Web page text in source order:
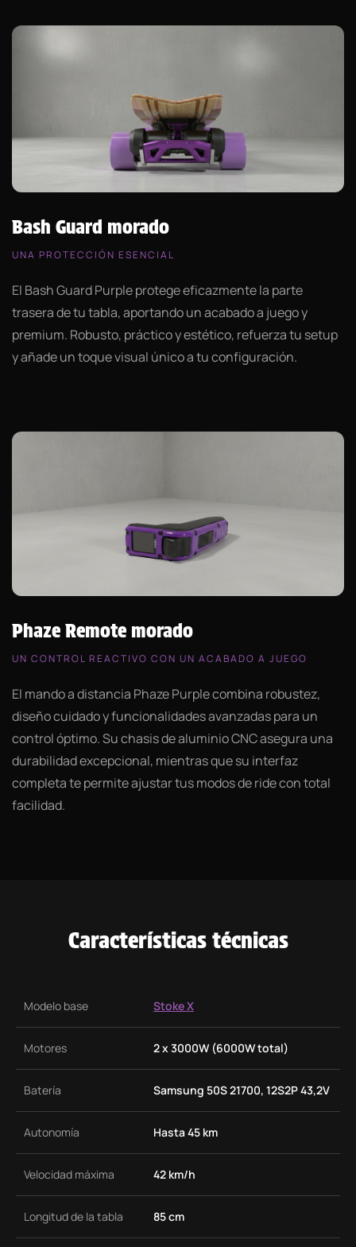
Bash Guard morado
UNA PROTECCIÓN ESENCIAL
El Bash Guard Purple protege eficazmente la parte
trasera de tu tabla, aportando un acabado a juego y
premium. Robusto, práctico y estético, refuerza tu setup
y añade un toque visual único a tu configuración.
Phaze Remote morado
UN CONTROL REACTIVO CON UN ACABADO A JUEGO
El mando a distancia Phaze Purple combina robustez,
diseño cuidado y funcionalidades avanzadas para un
control óptimo. Su chasis de aluminio CNC asegura una
durabilidad excepcional, mientras que su interfaz
completa te permite ajustar tus modos de ride con total
facilidad.
Características técnicas
Modelo base Stoke X
Motores 2 x 3000W (6000W total)
Batería Samsung 50S 21700, 12S2P 43,2V
Autonomía Hasta 45 km
Velocidad máxima 42 km/h
Longitud de la tabla 85 cm